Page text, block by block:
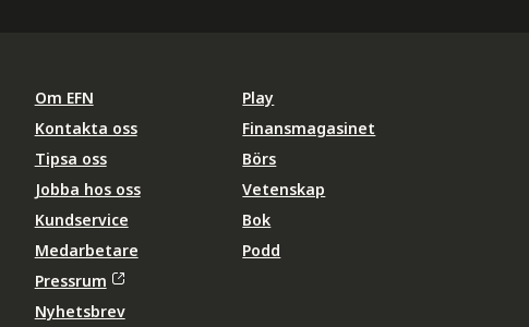
Om EFN
Kontakta oss
Tipsa oss
Jobba hos oss
Kundservice
Medarbetare
Pressrum
Nyhetsbrev
Play
Finansmagasinet
Börs
Vetenskap
Bok
Podd